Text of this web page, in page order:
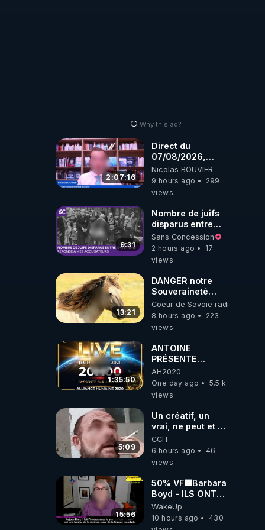
Why this ad?
2:07:16
Direct du
07/08/2026,
présenté par
Nicolas BOUVIER
Nicolas BOUVIER
9 hours ago
299
views
9:31
Nombre de juifs
disparus entre
1941 et 1945
(Réponse à mes
accusateurs)
Sans Concession
2 hours ago
17
views
13:21
DANGER notre
Souveraineté
Alimentaire est
attaqué...
Coeur de Savoie radioweb TV
8 hours ago
223
views
1:35:50
ANTOINE
PRÉSENTE
AH2020 LE LIVE
20H ***DU
06/08/2026***
AH2020
One day ago
5.5 k
views
5:09
Un créatif, un
vrai, ne peut et ne
doit pas faire
appel à
l'intelligence
CCH
6 hours ago
46
views
15:56
50% VF🟩Barbara
Boyd - ILS ONT
MENTI SUR TOUT
-Jocelyne
Traduction
WakeUp
10 hours ago
430